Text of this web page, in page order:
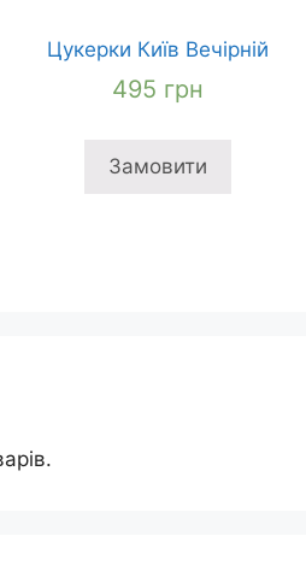
Цукерки Київ Вечірній
495 грн
Замовити